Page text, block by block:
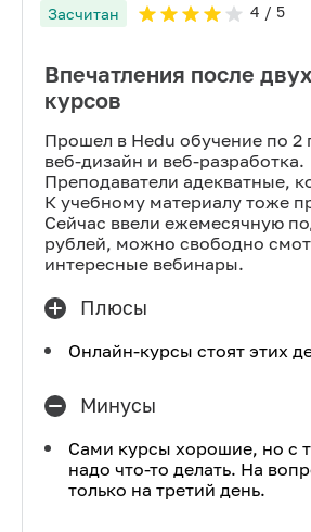
Засчитан 4 / 5
Впечатления после
курсов
Прошел в Hedu обучение по
веб-дизайн и веб-разработка.
Преподаватели адекватные,
К учебному материалу тоже
Сейчас ввели ежемесячную
рублей, можно свободно
интересные вебинары.
Плюсы
Онлайн-курсы стоят этих
Минусы
Сами курсы хорошие, но с
надо что-то делать. На
только на третий день.